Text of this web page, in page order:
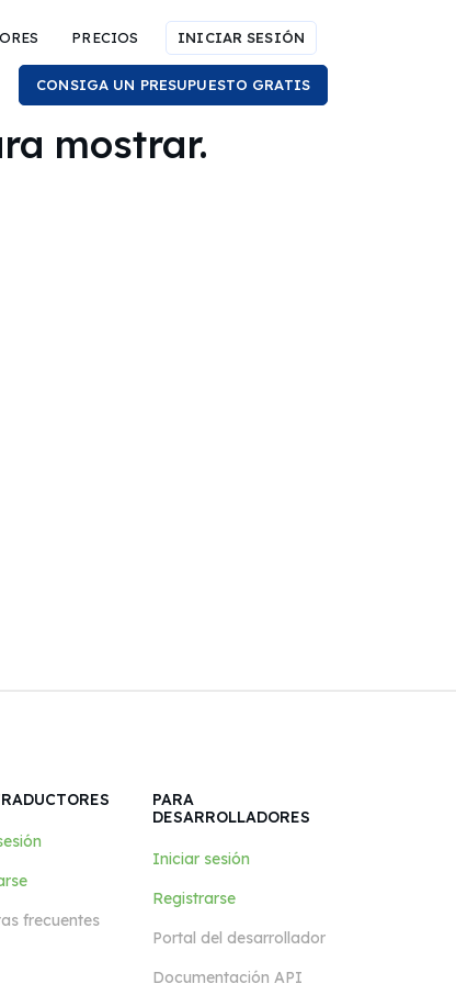
PRECIOS INICIAR SESIÓN
CONSIGA UN PRESUPUESTO GRATIS
mostrar.
frecuentes
PARA
DESARROLLADORES
Iniciar sesión
Registrarse
Portal del desarrollador
Documentación API